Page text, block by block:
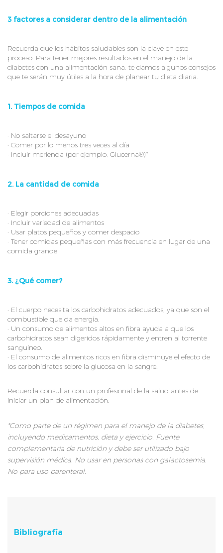
3 factores a considerar dentro de la alimentación
Recuerda que los hábitos saludables son la clave en este
proceso. Para tener mejores resultados en el manejo de la
diabetes con una alimentación sana, te damos algunos consejos
que te serán muy útiles a la hora de planear tu dieta diaria.
1. Tiempos de comida
· No saltarse el desayuno
· Comer por lo menos tres veces al día
· Incluir merienda (por ejemplo, Glucerna®)*
2. La cantidad de comida
· Elegir porciones adecuadas
· Incluir variedad de alimentos
· Usar platos pequeños y comer despacio
· Tener comidas pequeñas con más frecuencia en lugar de una
comida grande
3. ¿Qué comer?
· El cuerpo necesita los carbohidratos adecuados, ya que son el
combustible que da energía.
· Un consumo de alimentos altos en fibra ayuda a que los
carbohidratos sean digeridos rápidamente y entren al torrente
sanguíneo.
· El consumo de alimentos ricos en fibra disminuye el efecto de
los carbohidratos sobre la glucosa en la sangre.
Recuerda consultar con un profesional de la salud antes de
iniciar un plan de alimentación.
*Como parte de un régimen para el manejo de la diabetes,
incluyendo medicamentos, dieta y ejercicio. Fuente
complementaria de nutrición y debe ser utilizado bajo
supervisión médica. No usar en personas con galactosemia.
No para uso parenteral.
Bibliografía